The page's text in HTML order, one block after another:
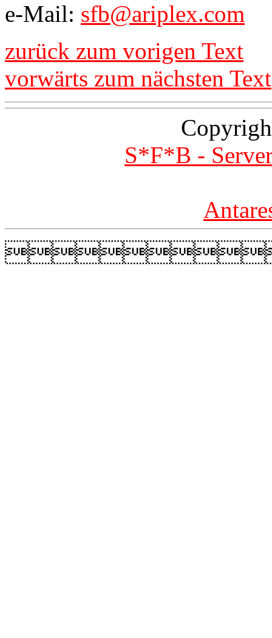
e-Mail: sfb@ariplex.com
zurück zum vorigen Text
vorwärts zum nächsten Text
S*F*B -